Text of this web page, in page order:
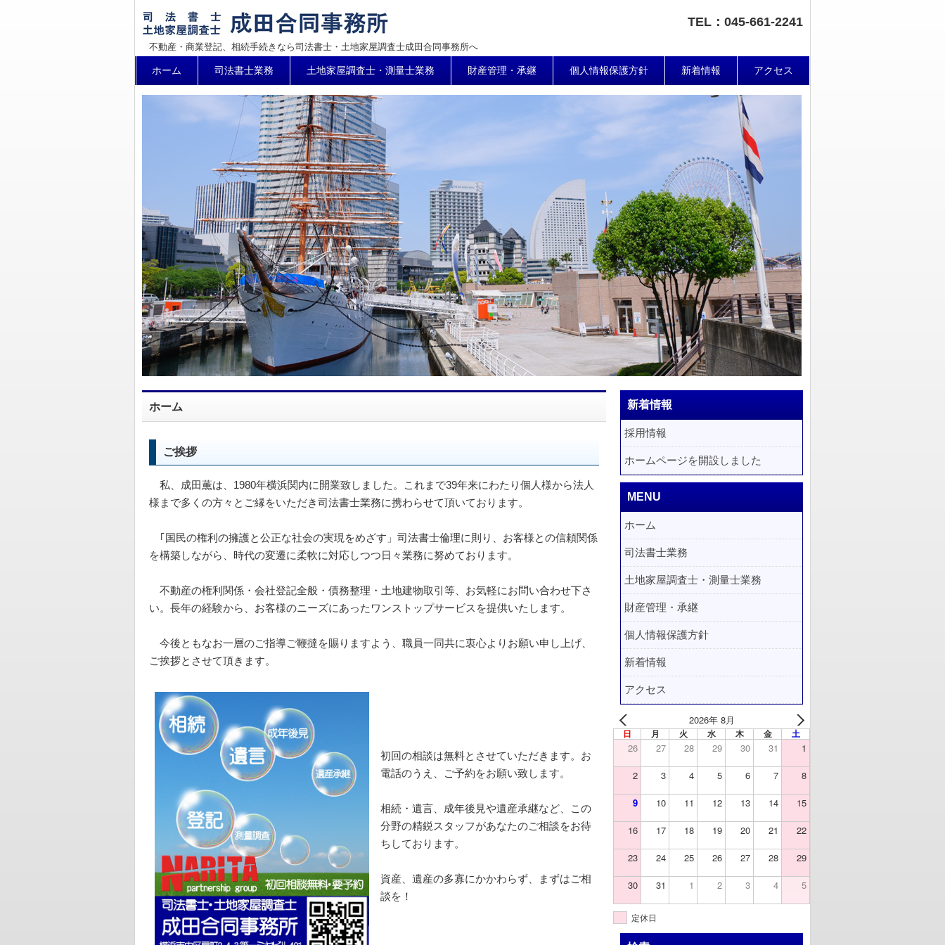
不動産・商業登記、相続手続きなら司法書士・土地家屋調査士成田合同事務所へ
TEL：045-661-2241
メインメニュー
ン
ホーム 司法書士業務 土地家屋調査士・測量士業務 財産管理・承継 個人情報保護方針 新着情報 アクセス
ホーム
ご挨拶
私、成田薫は、1980年横浜関内に開業致しました。これまで39年来にわたり個人様から法人
様まで多くの方々とご縁をいただき司法書士業務に携わらせて頂いております。
｢国民の権利の擁護と公正な社会の実現をめざす」司法書士倫理に則り、お客様との信頼関係
を構築しながら、時代の変遷に柔軟に対応しつつ日々業務に努めております。
不動産の権利関係・会社登記全般・債務整理・土地建物取引等、お気軽にお問い合わせ下さ
い。長年の経験から、お客様のニーズにあったワンストップサービスを提供いたします。
今後ともなお一層のご指導ご鞭撻を賜りますよう、職員一同共に衷心よりお願い申し上げ、
ご挨拶とさせて頂きます。
初回の相談は無料とさせていただきます。お
電話のうえ、ご予約をお願い致します。
相続・遺言、成年後見や遺産承継など、この
分野の精鋭スタッフがあなたのご相談をお待
ちしております。
資産、遺産の多寡にかかわらず、まずはご相
談を！
新着情報
採用情報
ホームページを開設しました
MENU
ホーム
司法書士業務
土地家屋調査士・測量士業務
財産管理・承継
個人情報保護方針
新着情報
アクセス
2026年 8月
日 月 火 水 木 金 土
26 27 28 29 30 31 1
2 3 4 5 6 7 8
9 10 11 12 13 14 15
16 17 18 19 20 21 22
23 24 25 26 27 28 29
30 31 1 2 3 4 5
定休日